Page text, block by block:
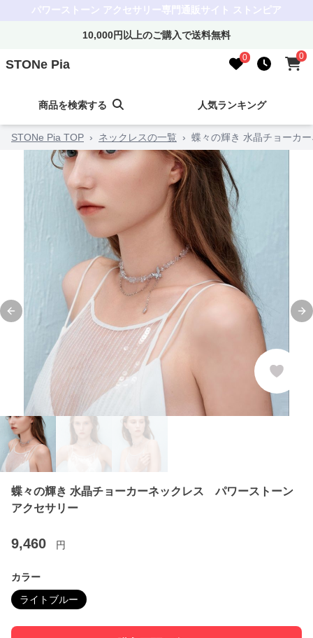
パワーストーン アクセサリー専門通販サイト ストンピア
10,000円以上のご購入で送料無料
STONe Pia 0 0
商品を検索する 人気ランキング
STONe Pia TOP › ネックレスの一覧 › 蝶々の輝き 水晶チョーカ
Previous slide
蝶々の輝き 水晶チョーカーネックレス パワーストーン
アクセサリー
9,460 円
カラー
ライトブルー